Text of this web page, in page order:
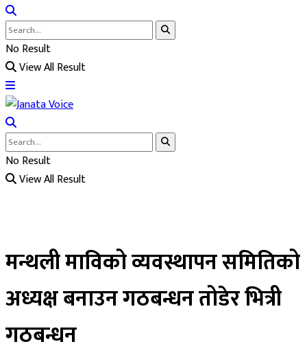
No Result
View All Result
No Result
View All Result
मन्थली माविको व्यवस्थापन समितिको
अध्यक्ष बनाउन गठबन्धन तोडेर भित्री
गठबन्धन